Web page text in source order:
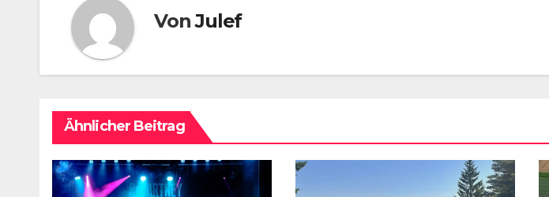
VonJulef
Ähnlicher Beitrag